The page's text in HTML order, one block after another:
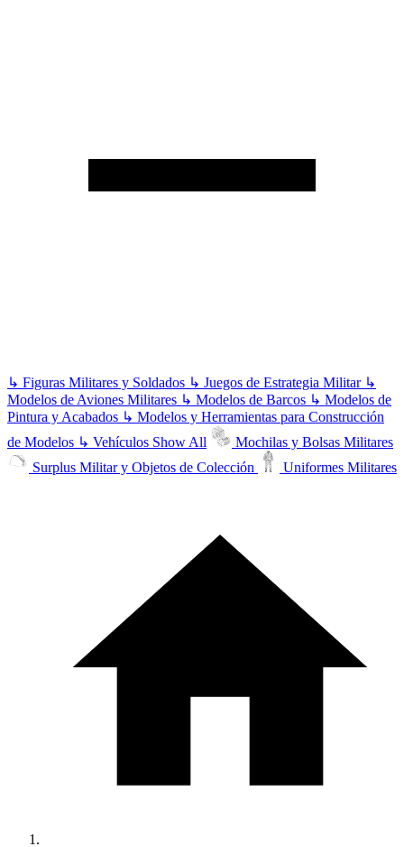
↳ Figuras Militares y Soldados ↳ Juegos de Estrategia Militar ↳
Modelos de Aviones Militares ↳ Modelos de Barcos ↳ Modelos de
Pintura y Acabados ↳ Modelos y Herramientas para Construcción
de Modelos ↳ Vehículos Show All
Mochilas y Bolsas Militares
Surplus Militar y Objetos de Colección
Uniformes Militares